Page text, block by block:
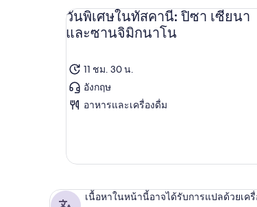
วันพิเศษในทัสคานี: ปิซา เซียนา
และซานจิมิกนาโน
11 ชม. 30 น.
อังกฤษ
อาหารและเครื่องดื่ม
เนื้อหาในหน้านี้อาจได้รับการแปลด้วยเค